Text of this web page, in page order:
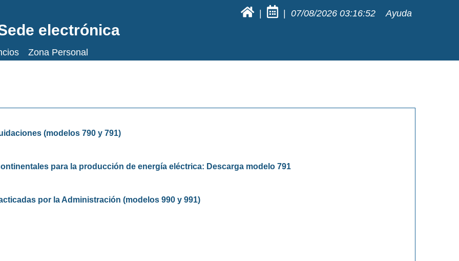
07/08/2026 03:16:52 Ayuda
electrónica
Zona Personal
(modelos 790 y 791)
para la producción de energía eléctrica: Descarga modelo 791
por la Administración (modelos 990 y 991)